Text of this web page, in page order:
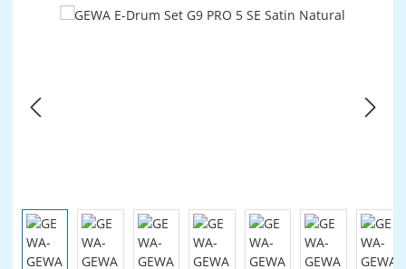
Bildergalerie überspringen